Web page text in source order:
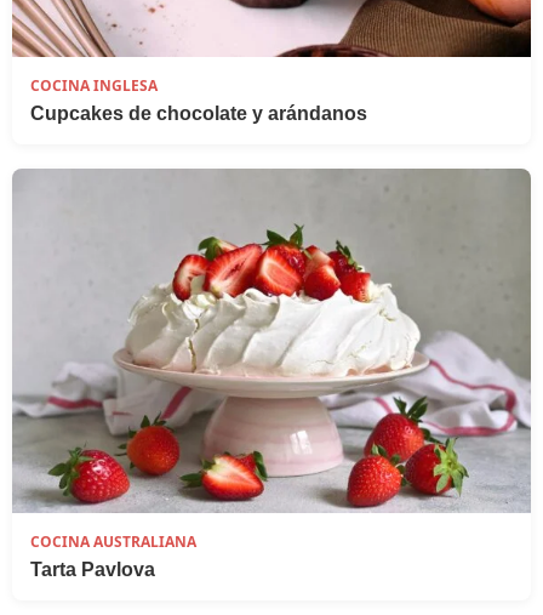
COCINA INGLESA
Cupcakes de chocolate y arándanos
COCINA AUSTRALIANA
Tarta Pavlova